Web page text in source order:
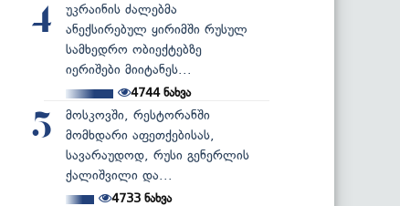
4
უკრაინის ძალებმა
ანექსირებულ ყირიმში რუსულ
სამხედრო ობიექტებზე
იერიშები მიიტანეს...
4744ნახვა
5
მოსკოვში, რესტორანში
მომხდარი აფეთქებისას,
სავარაუდოდ, რუსი გენერლის
ქალიშვილი და...
4733 ნახვა